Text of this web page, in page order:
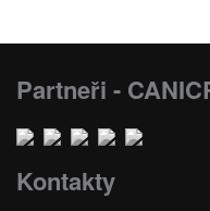
Partneři -
Kontakty